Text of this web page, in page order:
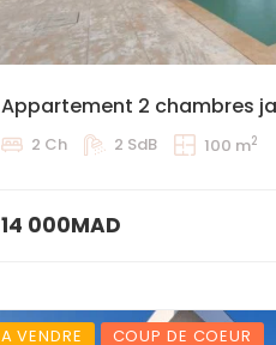
Appartement 2 chambres
2 Ch 2 SdB 100 m2
14 000MAD
A VENDRE COUP DE COEUR